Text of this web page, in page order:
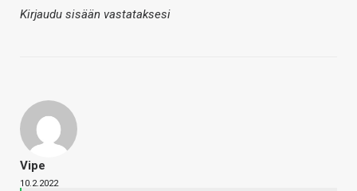
Kirjaudu sisään vastataksesi
Vipe
10.2.2022